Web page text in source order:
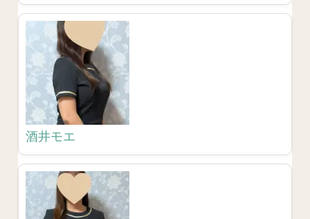
酒井モエ